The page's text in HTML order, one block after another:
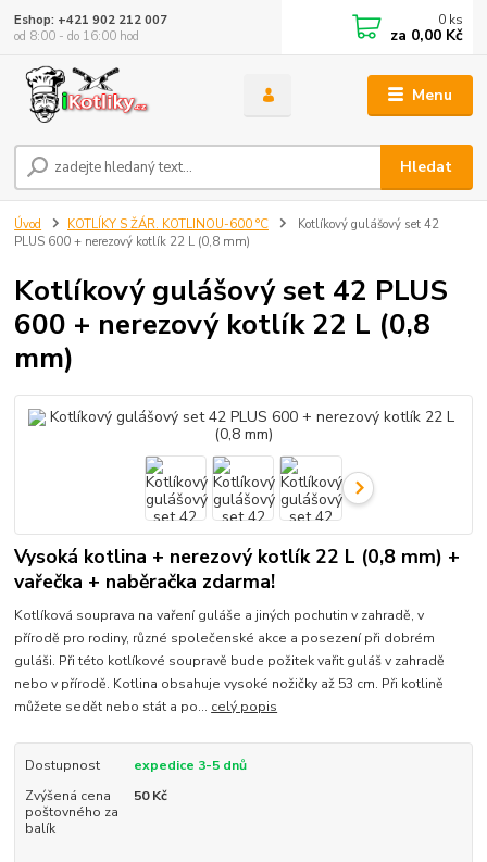
Menu
Hledat
Eshop: +421 902 212 007
od 8:00 - do 16:00 hod
0 ks
za 0,00 Kč
Úvod KOTLÍKY S ŽÁR. KOTLINOU-600 °C
Kotlíkový gulášový set 42
PLUS 600 + nerezový kotlík 22 L (0,8 mm)
Kotlíkový gulášový set 42 PLUS
600 + nerezový kotlík 22 L (0,8
mm)
Vysoká kotlina + nerezový kotlík 22 L (0,8 mm) +
vařečka + naběračka zdarma!
Kotlíková souprava na vaření guláše a jiných pochutin v zahradě, v
přírodě pro rodiny, různé společenské akce a posezení při dobrém
guláši. Při této kotlíkové soupravě bude požitek vařit guláš v zahradě
nebo v přírodě. Kotlina obsahuje vysoké nožičky až 53 cm. Při kotlině
můžete sedět nebo stát a po... celý popis
Dostupnost
expedice 3-5 dnů
Zvýšená cena
poštovného za
balík
50 Kč